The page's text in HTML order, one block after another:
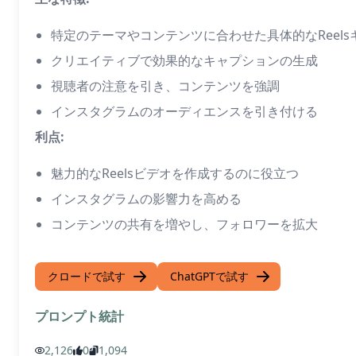
特定のテーマやコンテンツに合わせた具体的なReels
クリエイティブで効果的なキャプションの生成
視聴者の注意を引き、コンテンツを強調
インスタグラムのオーディエンスを引き付ける
利点:
魅力的なReelsビデオを作成するのに役立つ
インスタグラムの影響力を高める
コンテンツの共有を増やし、フォロワーを拡大
クロードで試す ChatGPTで試す
プロンプト統計
2,126 0 1,094